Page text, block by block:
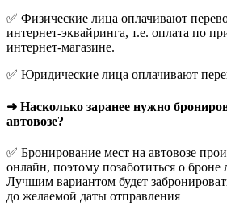
✅ Физические лица оплачивают
интернет-эквайринга, т.е. оплата по
интернет-магазине.
✅ Юридические лица оплачивают
➜ Насколько заранее нужно
автовозе?
✅ Бронирование мест на автовозе
онлайн, поэтому позаботиться о броне
Лучшим вариантом будет
до желаемой даты отправления